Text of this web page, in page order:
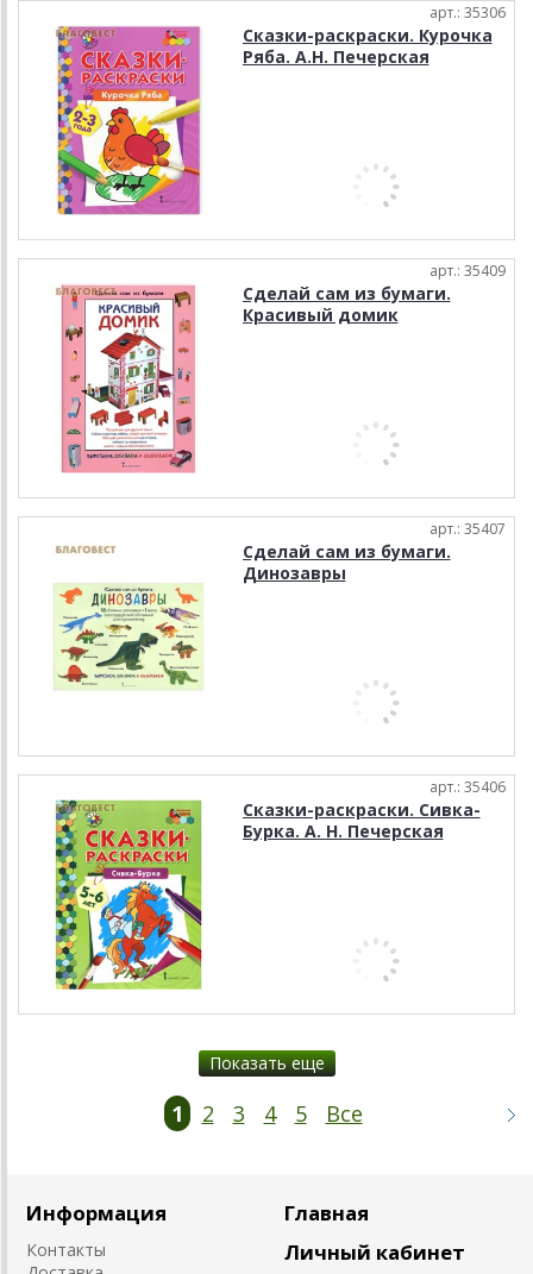
арт.: 35306
Сказки-раскраски. Курочка
Ряба. А.Н. Печерская
арт.: 35409
Сделай сам из бумаги.
Красивый домик
арт.: 35407
Сделай сам из бумаги.
Динозавры
арт.: 35406
Сказки-раскраски. Сивка-
Бурка. А. Н. Печерская
Показать еще
1 2 3 4 5 Все
Информация
Контакты
Главная
Личный кабинет